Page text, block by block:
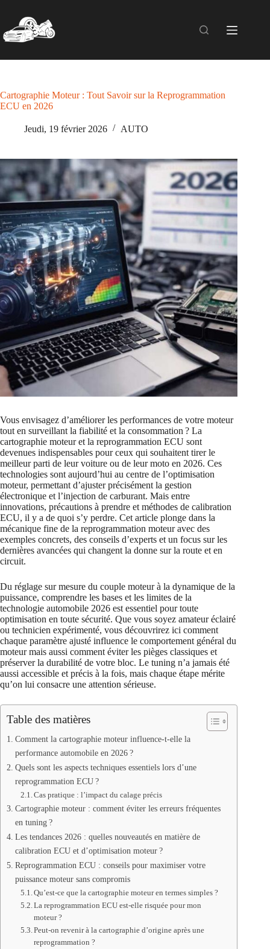
content
Cartographie Moteur : Tout Savoir sur la Reprogrammation
ECU en 2026
Jeudi, 19 février 2026 AUTO
Vous envisagez d’améliorer les performances de votre moteur
tout en surveillant la fiabilité et la consommation ? La
cartographie moteur et la reprogrammation ECU sont
devenues indispensables pour ceux qui souhaitent tirer le
meilleur parti de leur voiture ou de leur moto en 2026. Ces
technologies sont aujourd’hui au centre de l’optimisation
moteur, permettant d’ajuster précisément la gestion
électronique et l’injection de carburant. Mais entre
innovations, précautions à prendre et méthodes de calibration
ECU, il y a de quoi s’y perdre. Cet article plonge dans la
mécanique fine de la reprogrammation moteur avec des
exemples concrets, des conseils d’experts et un focus sur les
dernières avancées qui changent la donne sur la route et en
circuit.
Du réglage sur mesure du couple moteur à la dynamique de la
puissance, comprendre les bases et les limites de la
technologie automobile 2026 est essentiel pour toute
optimisation en toute sécurité. Que vous soyez amateur éclairé
ou technicien expérimenté, vous découvrirez ici comment
chaque paramètre ajusté influence le comportement général du
moteur mais aussi comment éviter les pièges classiques et
préserver la durabilité de votre bloc. Le tuning n’a jamais été
aussi accessible et précis à la fois, mais chaque étape mérite
qu’on lui consacre une attention sérieuse.
Table des matières
Comment la cartographie moteur influence-t-elle la
performance automobile en 2026 ?
Quels sont les aspects techniques essentiels lors d’une
reprogrammation ECU ?
Cas pratique : l’impact du calage précis
Cartographie moteur : comment éviter les erreurs fréquentes
en tuning ?
Les tendances 2026 : quelles nouveautés en matière de
calibration ECU et d’optimisation moteur ?
Reprogrammation ECU : conseils pour maximiser votre
puissance moteur sans compromis
Qu’est-ce que la cartographie moteur en termes simples ?
La reprogrammation ECU est-elle risquée pour mon
moteur ?
Peut-on revenir à la cartographie d’origine après une
reprogrammation ?